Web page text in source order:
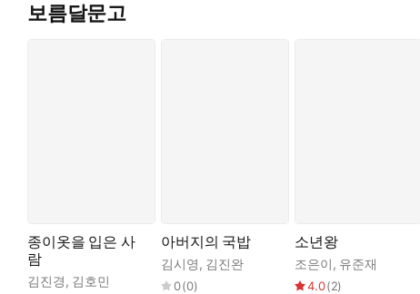
보름달문고
종이옷을 입은 사
람
김진경, 김호민
아버지의 국밥
김시영, 김진완
0(0)
소년왕
조은이, 유준재
4.0(2)